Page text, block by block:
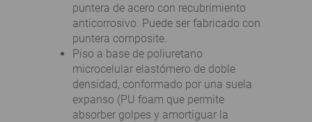
puntera de acero con recubrimiento
anticorrosivo. Puede ser fabricado con
puntera composite.
Piso a base de poliuretano
microcelular elastómero de doble
densidad, conformado por una suela
expanso (PU foam que permite
absorber golpes y amortiguar la